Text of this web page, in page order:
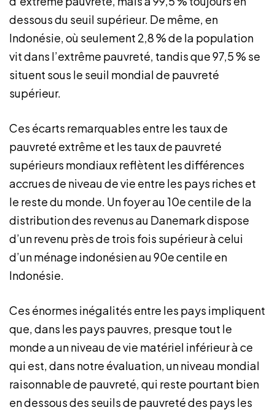
dessous du seuil supérieur. De même, en
Indonésie, où seulement 2,8 % de la population
vit dans l’extrême pauvreté, tandis que 97,5 % se
situent sous le seuil mondial de pauvreté
supérieur.
Ces écarts remarquables entre les taux de
pauvreté extrême et les taux de pauvreté
supérieurs mondiaux reflètent les différences
accrues de niveau de vie entre les pays riches et
le reste du monde. Un foyer au 10e centile de la
distribution des revenus au Danemark dispose
d’un revenu près de trois fois supérieur à celui
d’un ménage indonésien au 90e centile en
Indonésie.
Ces énormes inégalités entre les pays impliquent
que, dans les pays pauvres, presque tout le
monde a un niveau de vie matériel inférieur à ce
qui est, dans notre évaluation, un niveau mondial
raisonnable de pauvreté, qui reste pourtant bien
en dessous des seuils de pauvreté des pays les